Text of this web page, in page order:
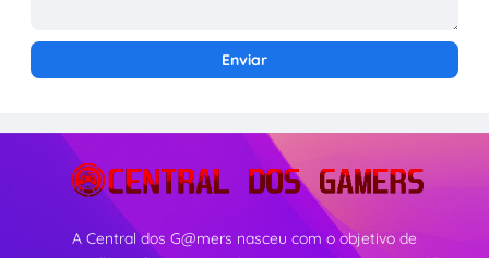
A Central dos G@mers nasceu com o objetivo de